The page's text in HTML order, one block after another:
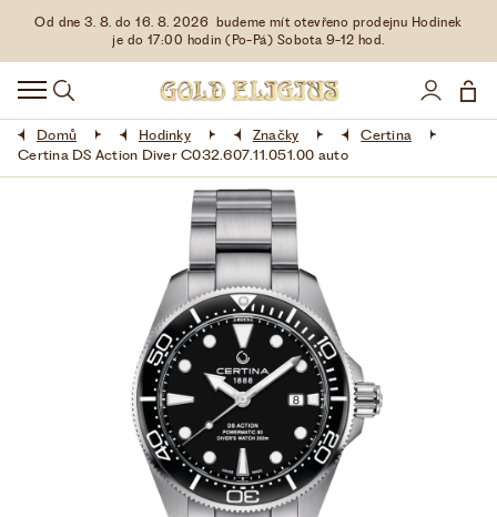
Od dne 3. 8. do 16. 8. 2026 budeme mít otevřeno prodejnu Hodinek
je do 17:00 hodin (Po-Pá) Sobota 9-12 hod.
HODINKY
DOPLŇKY
ŠPERKY
LIMITOVANÉ EDICE
VŠE O NÁKUPU
Domů Hodinky Značky
Certina
Certina DS Action Diver C032.607.11.051.00 auto